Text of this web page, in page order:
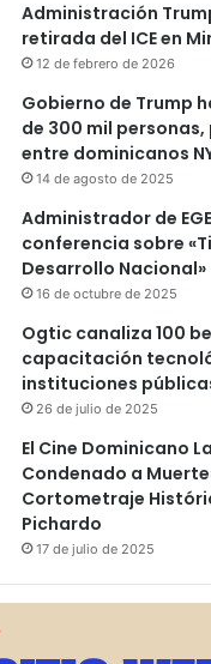
Administración
retirada del ICE en
12 de febrero de 2026
Gobierno de Trump
de 300 mil
entre dominicanos
14 de agosto de 2025
Administrador de
conferencia sobre
Desarrollo Nacional»
16 de octubre de 2025
Ogtic canaliza 100
capacitación
instituciones
26 de julio de 2025
El Cine Dominicano
Condenado a
Cortometraje
Pichardo
17 de julio de 2025